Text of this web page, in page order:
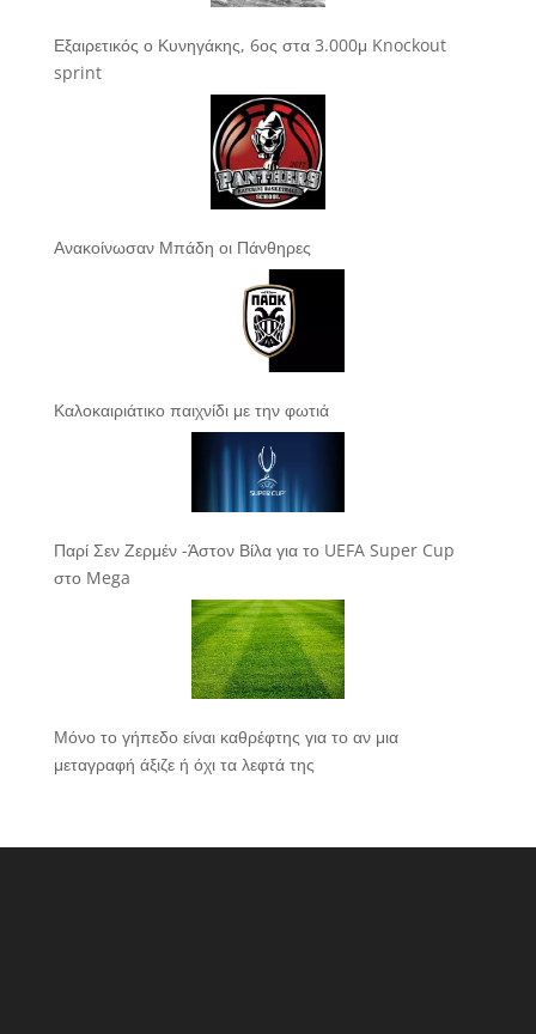
Εξαιρετικός ο Κυνηγάκης, 6ος στα 3.000μ Knockout
sprint
Ανακοίνωσαν Μπάδη οι Πάνθηρες
Καλοκαιριάτικο παιχνίδι με την φωτιά
Παρί Σεν Ζερμέν -Άστον Βίλα για το UEFA Super Cup
στο Mega
Μόνο το γήπεδο είναι καθρέφτης για το αν μια
μεταγραφή άξιζε ή όχι τα λεφτά της